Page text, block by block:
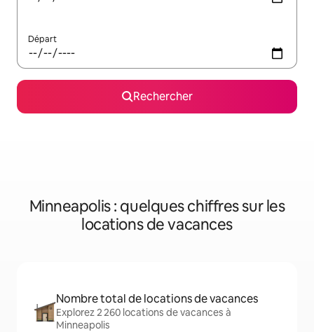
Départ
Rechercher
Minneapolis : quelques chiffres sur les
locations de vacances
Nombre total de locations de vacances
Explorez 2 260 locations de vacances à
Minneapolis